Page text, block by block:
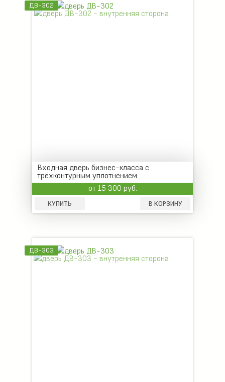
ДВ-302
Входная дверь бизнес-класса с
трёхконтурным уплотнением
от 15 300 руб.
КУПИТЬ В КОРЗИНУ
ДВ-303